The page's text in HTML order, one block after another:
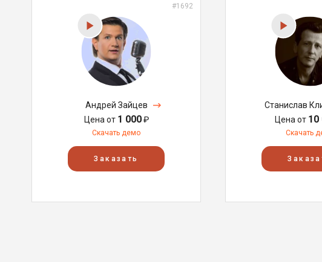
#1692
Андрей Зайцев
Цена от 1 000₽
Скачать демо
Заказать
Станислав
Цена от 10
Скачать